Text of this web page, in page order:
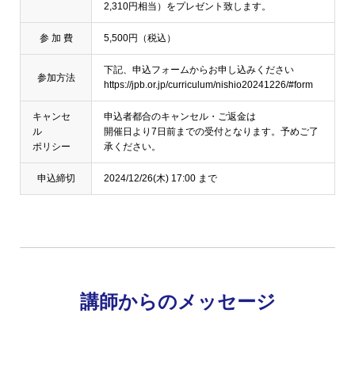
2,310円相当）をプレゼント致します。
参 加 費 5,500円（税込）
参加方法
下記、申込フォームからお申し込みください
https://jpb.or.jp/curriculum/nishio20241226/#form
キャンセ
ル
ポリシー
申込者都合のキャンセル・ご返金は
開催日より7日前までの受付となります。予めご了
承ください。
申込締切 2024/12/26(木) 17:00 まで
講師からのメッセージ